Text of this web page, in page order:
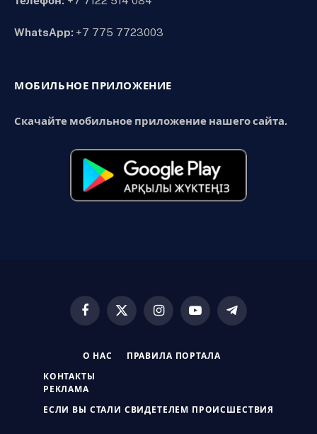
WhatsApp: +7 775 7723003
МОБИЛЬНОЕ ПРИЛОЖЕНИЕ
Скачайте мобильное приложение нашего сайта.
Facebook
X
InstagramYouTubeTelegram
О НАС ПРАВИЛА ПОРТАЛА
КОНТАКТЫ
РЕКЛАМА
ЕСЛИ ВЫ СТАЛИ СВИДЕТЕЛЕМ ПРОИСШЕСТВИЯ